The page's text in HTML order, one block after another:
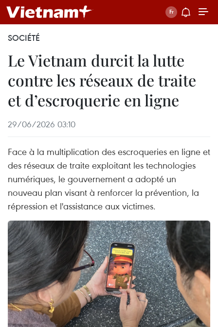
SOCIÉTÉ
Le Vietnam durcit la lutte
contre les réseaux de traite
et d’escroquerie en ligne
29/06/2026 03:10
Face à la multiplication des escroqueries en ligne et
des réseaux de traite exploitant les technologies
numériques, le gouvernement a adopté un
nouveau plan visant à renforcer la prévention, la
répression et l'assistance aux victimes.